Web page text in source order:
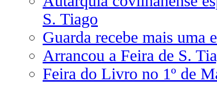
S. Tiago
Guarda recebe mais uma
Arrancou a Feira de S.
Feira do Livro no 1º de